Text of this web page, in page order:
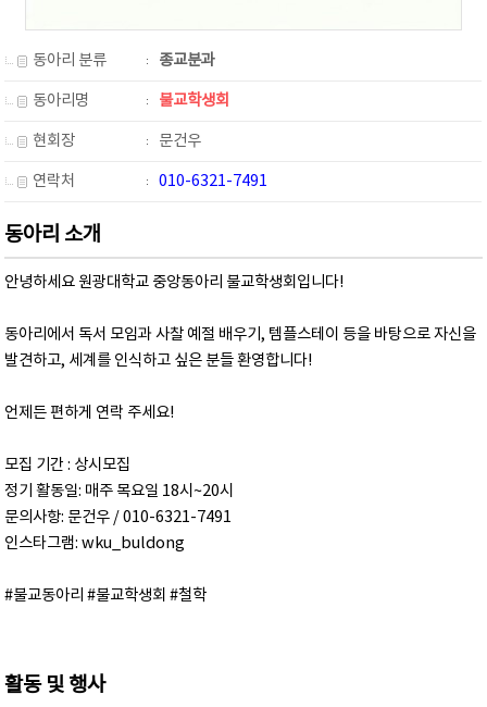
동아리 분류 종교분과
동아리명 불교학생회
현회장 문건우
연락처 010-6321-7491
동아리 소개
안녕하세요 원광대학교 중앙동아리 불교학생회입니다!
동아리에서 독서 모임과 사찰 예절 배우기, 템플스테이 등을 바탕으로 자신을
발견하고, 세계를 인식하고 싶은 분들 환영합니다!
언제든 편하게 연락 주세요!
모집 기간 : 상시모집
정기 활동일: 매주 목요일 18시~20시
문의사항: 문건우 / 010-6321-7491
인스타그램: wku_buldong
#불교동아리 #불교학생회 #철학
활동 및 행사